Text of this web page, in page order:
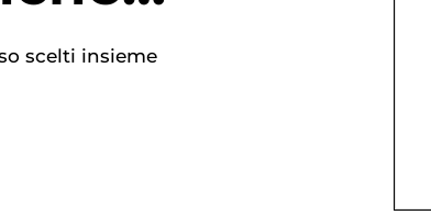
scelti insieme